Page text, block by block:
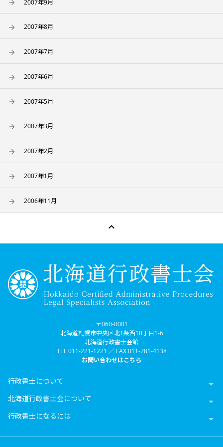
2007年9月
2007年8月
2007年7月
2007年6月
2007年5月
2007年3月
2007年2月
2007年1月
2006年11月

〒060-0001
北海道札幌市中央区北1条西10丁目1-6
北海道行政書士会館
TEL 011-221-1221 ／ FAX 011-281-4138
お問い合わせはこちら
行政書士について 
北海道行政書士会について 
行政書士になるには 